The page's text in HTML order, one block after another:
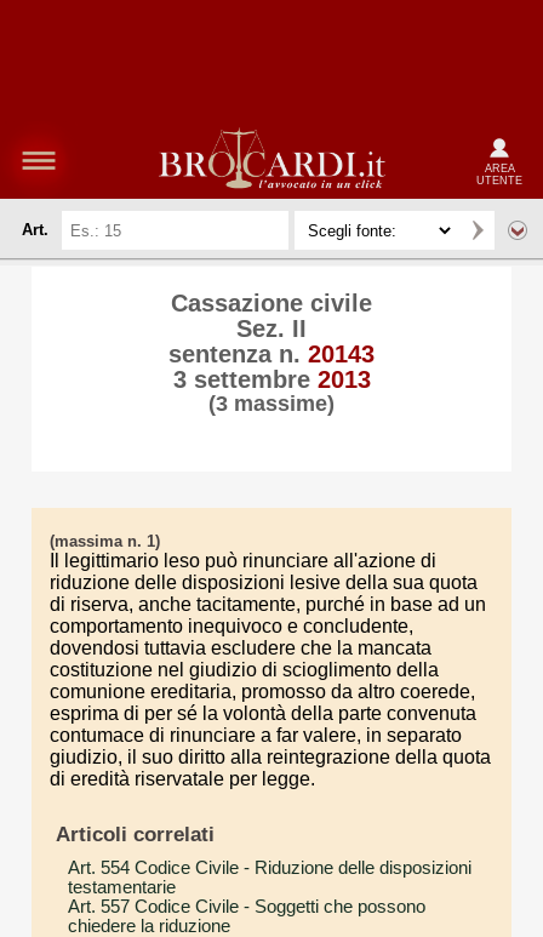
AREA
UTENTE
Art.
Cassazione civile
Sez. II
sentenza n. 20143
3 settembre 2013
(3 massime)
(massima n. 1)
Il legittimario leso può rinunciare all'azione di
riduzione delle disposizioni lesive della sua quota
di riserva, anche tacitamente, purché in base ad un
comportamento inequivoco e concludente,
dovendosi tuttavia escludere che la mancata
costituzione nel giudizio di scioglimento della
comunione ereditaria, promosso da altro coerede,
esprima di per sé la volontà della parte convenuta
contumace di rinunciare a far valere, in separato
giudizio, il suo diritto alla reintegrazione della quota
di eredità riservatale per legge.
Articoli correlati
Art. 554 Codice Civile - Riduzione delle disposizioni
testamentarie
Art. 557 Codice Civile - Soggetti che possono
chiedere la riduzione